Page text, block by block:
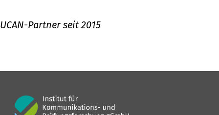
zurück
UCAN-Partner seit 2015